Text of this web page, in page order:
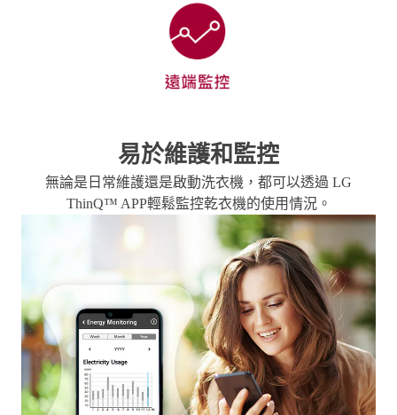
易於維護和監控
無論是日常維護還是啟動洗衣機，都可以透過
ThinQ™ APP輕鬆監控乾衣機的使用情況。